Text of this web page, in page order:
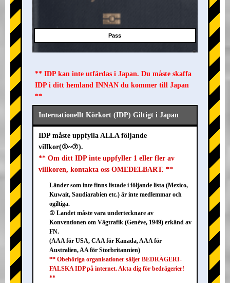
Pass
** IDP kan inte utfärdas i Japan. Du måste skaffa
IDP i ditt hemland INNAN du kommer till Japan
**
Internationellt Körkort (IDP) Giltigt i Japan
IDP måste uppfylla ALLA följande
villkor(①~⑦).
** Om ditt IDP inte uppfyller 1 eller fler av
villkoren, kontakta oss OMEDELBART. **
Länder som inte finns listade i följande lista (Mexico,
Kuwait, Saudiarabien etc.) är inte medlemmar och
ogiltiga.
① Landet måste vara undertecknare av
Konventionen om Vägtrafik (Genève, 1949) erkänd av
FN.
(AAA för USA, CAA för Kanada, AAA för
Australien, AA för Storbritannien)
** Obehöriga organisationer säljer BEDRÄGERI-
FALSKA IDP på internet. Akta dig för bedrägerier!
**